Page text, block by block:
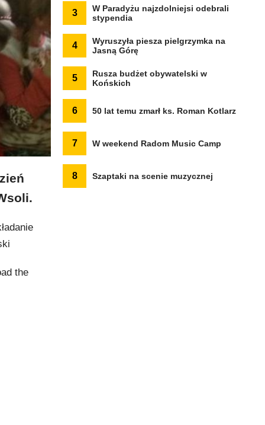
the
3
W Paradyżu najzdolniejsi odebrali
stypendia
4
Wyruszyła piesza pielgrzymka na
Jasną Górę
5
Rusza budżet obywatelski w
Końskich
6 50 lat temu zmarł ks. Roman Kotlarz
7 W weekend Radom Music Camp
8 Szaptaki na scenie muzycznej